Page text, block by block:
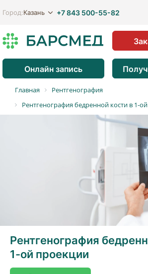
Город:Казань +7 843 500-55-82
Онлайн запись
Главная
Рентгенография
Рентгенография бедренной кости в 1-
Рентгенография
1-ой проекции